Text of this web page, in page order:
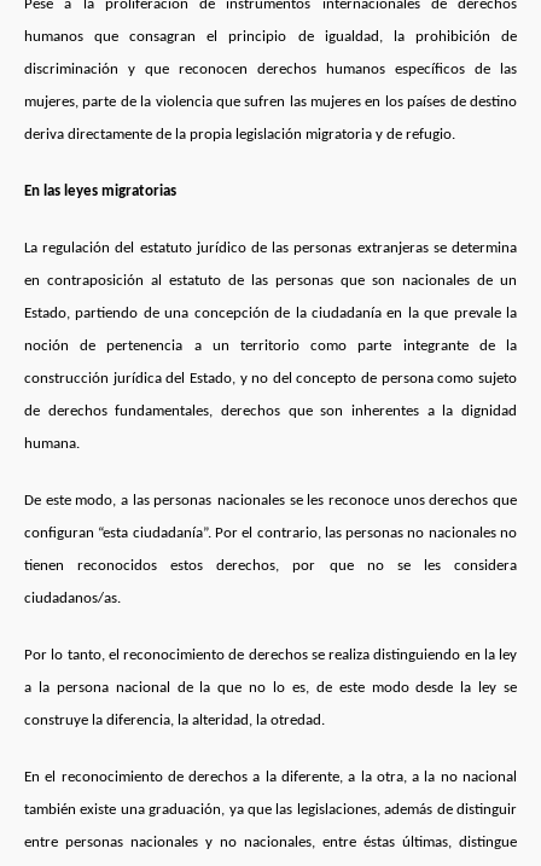
Pese a la proliferación de instrumentos internacionales de derechos
humanos que consagran el principio de igualdad, la prohibición de
discriminación y que reconocen derechos humanos específicos de las
mujeres, parte de la violencia que sufren las mujeres en los países de destino
deriva directamente de la propia legislación migratoria y de refugio.
En las leyes migratorias
La regulación del estatuto jurídico de las personas extranjeras se determina
en contraposición al estatuto de las personas que son nacionales de un
Estado, partiendo de una concepción de la ciudadanía en la que prevale la
noción de pertenencia a un territorio como parte integrante de la
construcción jurídica del Estado, y no del concepto de persona como sujeto
de derechos fundamentales, derechos que son inherentes a la dignidad
humana.
De este modo, a las personas nacionales se les reconoce unos derechos que
configuran “esta ciudadanía”. Por el contrario, las personas no nacionales no
tienen reconocidos estos derechos, por que no se les considera
ciudadanos/as.
Por lo tanto, el reconocimiento de derechos se realiza distinguiendo en la ley
a la persona nacional de la que no lo es, de este modo desde la ley se
construye la diferencia, la alteridad, la otredad.
En el reconocimiento de derechos a la diferente, a la otra, a la no nacional
también existe una graduación, ya que las legislaciones, además de distinguir
entre personas nacionales y no nacionales, entre éstas últimas, distingue